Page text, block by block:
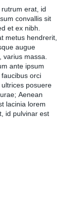
erat, id
convallis sit
et ex nibh.
metus hendrerit,
augue
varius massa.
ante ipsum
orci
ultrices posuere
Aenean
lacinia lorem